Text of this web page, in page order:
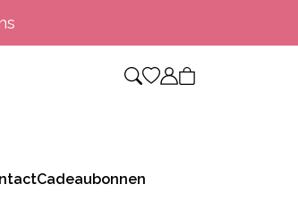
Cadeaubonnen